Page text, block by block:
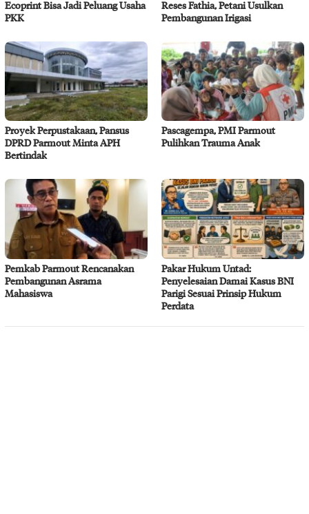
Ecoprint Bisa Jadi Peluang Usaha
PKK
Reses Fathia, Petani Usulkan
Pembangunan Irigasi
Proyek Perpustakaan, Pansus
DPRD Parmout Minta APH
Bertindak
Pascagempa, PMI Parmout
Pulihkan Trauma Anak
Pemkab Parmout Rencanakan
Pembangunan Asrama
Mahasiswa
Pakar Hukum Untad:
Penyelesaian Damai Kasus BNI
Parigi Sesuai Prinsip Hukum
Perdata